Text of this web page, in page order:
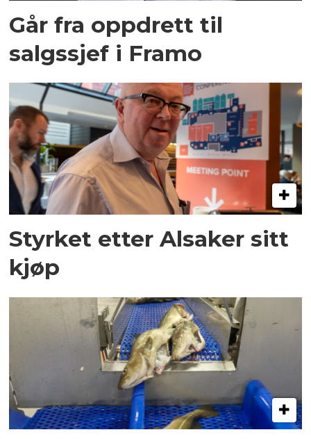
Går fra oppdrett til
salgssjef i Framo
Styrket etter Alsaker sitt
kjøp